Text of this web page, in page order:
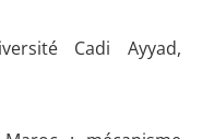
Cadi Ayyad,